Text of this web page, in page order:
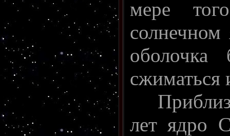
мере
солнечном
сжиматься
лет ядро